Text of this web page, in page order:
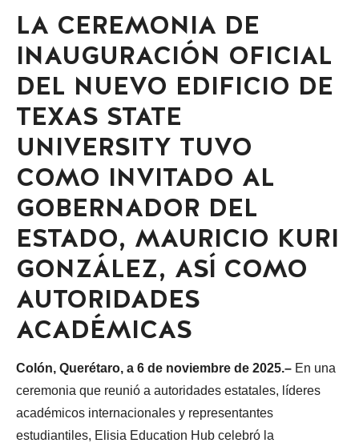
LA CEREMONIA DE
INAUGURACIÓN OFICIAL
DEL NUEVO EDIFICIO DE
TEXAS STATE
UNIVERSITY TUVO
COMO INVITADO AL
GOBERNADOR DEL
ESTADO, MAURICIO KURI
GONZÁLEZ, ASÍ COMO
AUTORIDADES
ACADÉMICAS
Colón, Querétaro, a 6 de noviembre de 2025.– En una
ceremonia que reunió a autoridades estatales, líderes
académicos internacionales y representantes
estudiantiles, Elisia Education Hub celebró la